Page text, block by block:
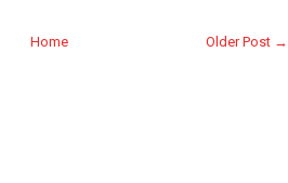
Older Post →
Home